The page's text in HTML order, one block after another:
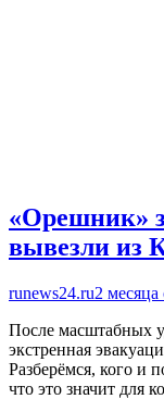
«Орешник»
вывезли из
runews24.ru2 месяца
После масштабных
экстренная
Разберёмся, кого и
что это значит для